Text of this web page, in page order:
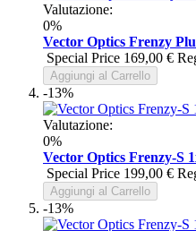
Valutazione:
0%
Vector Optics Frenzy
Special Price 169,00 €
Aggiungi al Carrello
-13%
Valutazione:
0%
Vector Optics Frenzy-S
Special Price 199,00 €
Aggiungi al Carrello
-13%